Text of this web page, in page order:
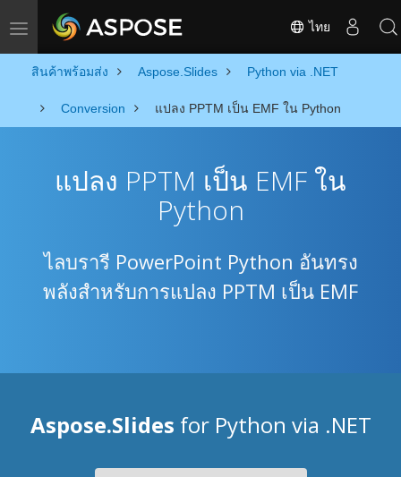
Toggle navigation ไทย
สินค้าพร้อมส่ง Aspose.Slides Python via .NET
Conversion แปลง PPTM เป็น EMF ใน Python
แปลง PPTM เป็น EMF ใน
Python
ไลบรารี PowerPoint Python อันทรง
พลังสำหรับการแปลง PPTM เป็น EMF
Aspose.Slides for Python via .NET